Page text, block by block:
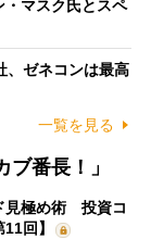
・マスク氏とスペ
、ゼネコンは最高
一覧を見る
番長！」
見極め術 投資コ
回】